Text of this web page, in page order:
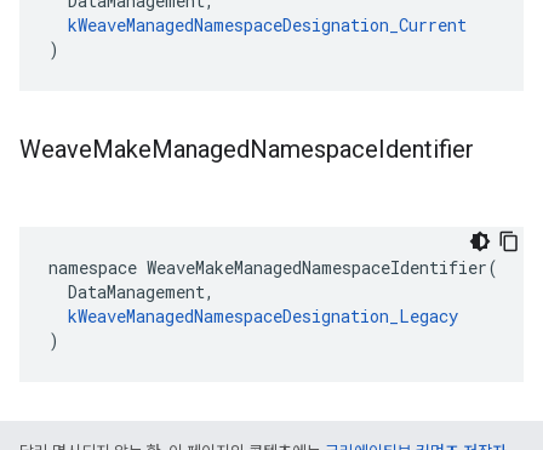
kWeaveManagedNamespaceDesignation_Current
)
WeaveMakeManagedNamespaceIdentifier
namespace WeaveMakeManagedNamespaceIdentifier(
  DataManagement,
kWeaveManagedNamespaceDesignation_Legacy
)